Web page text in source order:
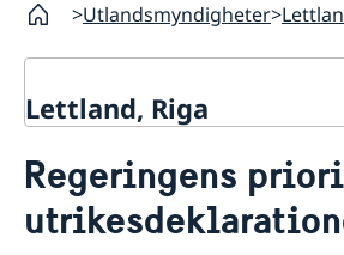
Utlandsmyndigheter
Lettland, Riga
Om oss
Dataskyddspolicy (GDPR)
Praktik på ambassaden
Så stöttar vi svenska företag
Regeringens